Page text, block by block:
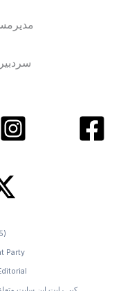
Iranian Sekular Demokrat Party.